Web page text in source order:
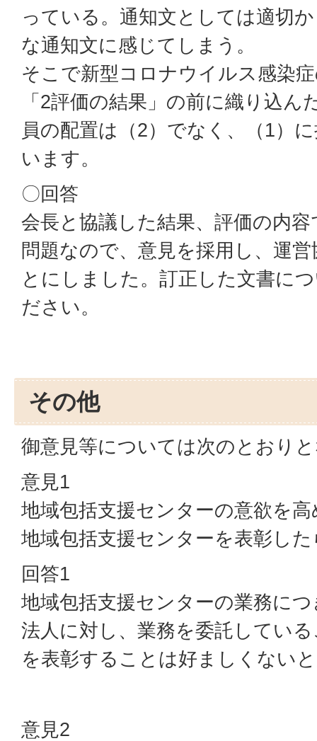
っている。通知文としては適切
な通知文に感じてしまう。
そこで新型コロナウイルス感染
「2評価の結果」の前に織り込
員の配置は（2）でなく、（1）
います。
〇回答
会長と協議した結果、評価の内
問題なので、意見を採用し、運
とにしました。訂正した文書に
ださい。
その他
御意見等については次のとおり
意見1
地域包括支援センターの意欲を
地域包括支援センターを表彰し
回答1
地域包括支援センターの業務に
法人に対し、業務を委託してい
を表彰することは好ましくない
意見2